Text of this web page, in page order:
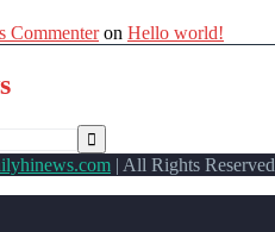
Commenteron Hello world!
| All Rights Reserved